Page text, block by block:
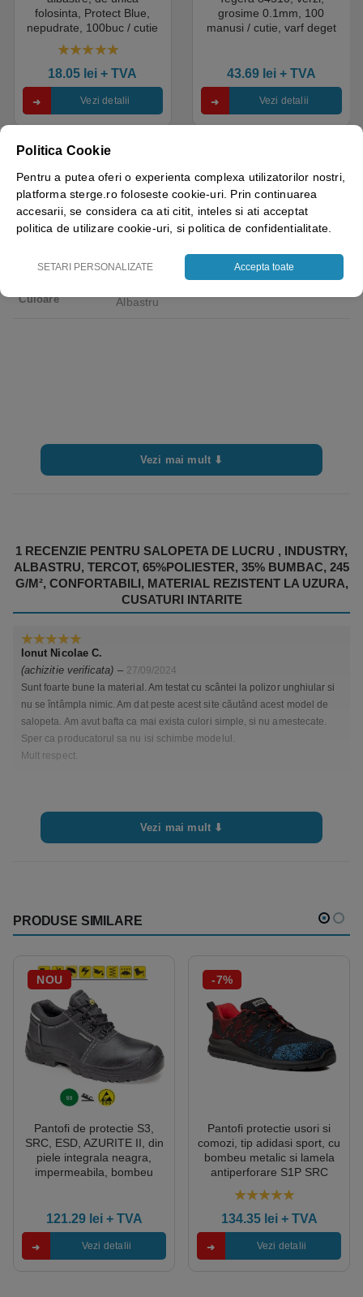
folosinta, Protect Blue,
nepudrate, 100buc / cutie
pentru medical, HoReCa,
saloane si domeniul
industrial, calitate premium
18.05 lei + TVA
Vezi detalii
grosime 0.1mm, 100
manusi / cutie, varf deget
43.69 lei+ TVA
Vezi detalii
Greutate 0.77 kg
Brand Coverguard – Ganteline
Marime S, M, L, XL, XXL, XXXL
Culoare Albastru
Vezi mai mult ⬇
1 RECENZIE PENTRU SALOPETA DE LUCRU , INDUSTRY,
ALBASTRU, TERCOT, 65%POLIESTER, 35% BUMBAC, 245
G/M², CONFORTABILI, MATERIAL REZISTENT LA UZURA,
CUSATURI INTARITE
5din 5
Ionut Nicolae C.
(achizitie verificata) – 27/09/2024
Sunt foarte bune la material. Am testat cu scântei la polizor unghiular si
nu se întâmpla nimic. Am dat peste acest site căutând acest model de
salopeta. Am avut bafta ca mai exista culori simple, si nu amestecate.
Sper ca producatorul sa nu isi schimbe modelul.
Mult respect.
Vezi mai mult ⬇
PRODUSE SIMILARE
NOU
Pantofi de protectie S3,
SRC, ESD, AZURITE II, din
piele integrala neagra,
impermeabila, bombeu
reflectorizanta, Coverguard
121.29 lei+ TVA
Vezi detalii
-7%
Pantofi protectie usori si
comozi, tip adidasi sport, cu
bombeu metalic si lamela
antiperforare S1P SRC
134.35 lei+ TVA
Vezi detalii
Politica Cookie
Pentru a putea oferi o experienta complexa utilizatorilor nostri,
platforma sterge.ro foloseste cookie-uri. Prin continuarea
accesarii, se considera ca ati citit, inteles si ati acceptat
politica de utilizare cookie-uri, si politica de confidentialitate.
SETARI PERSONALIZATE Accepta toate